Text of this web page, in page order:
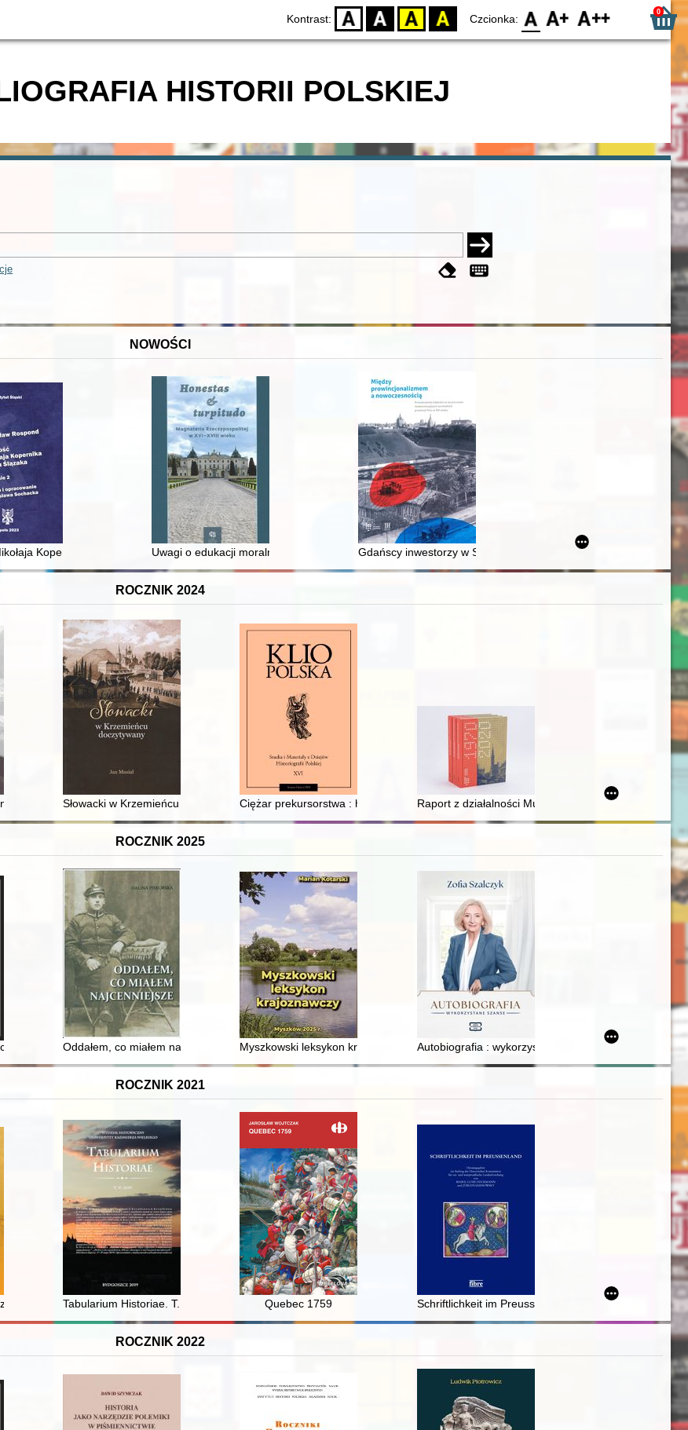
Kontrast: D BW YB BY Czcionka: F0 F1 F2 0
HISTORII POLSKIEJ
NOWOŚCI
do dziś
Kopernika z rodu ŚlązakaUwagi o edukacji moralnej synów szlacheckich w XVI-wiecznej Rzeczypospolitej
Gdańscy inwestorzy w Sopocie : prestiż finansowy i towarzyski
ROCZNIK 2024
klubów na Litwie (1926-2014)
Słowacki w Krzemieńcu doczytywanyCiężar prekursorstwa : historia historiografii a historia idei (i nauki)
Raport z działalności Muzeum Gdańska za lata 1970-
ROCZNIK 2025
systemów totalitarnych w latach 1923-1939
Oddałem, co miałem najcenniejsze Myszkowski leksykon krajoznawczy Autobiografia : wykorzystane szanse
ROCZNIK 2021
przez "Ober-Ost" w latach I wojny światowej (na przykładzie Białegostoku i Grodna)
psyche Słowackiego" : pamięć o Słowackim oraz mechanizmy pamięci kulturowej w studiach krytycznych Cezarego Jellenty
Tabularium Historiae. T. 5 (2019) Quebec 1759 Schriftlichkeit im Preussenland
ROCZNIK 2022